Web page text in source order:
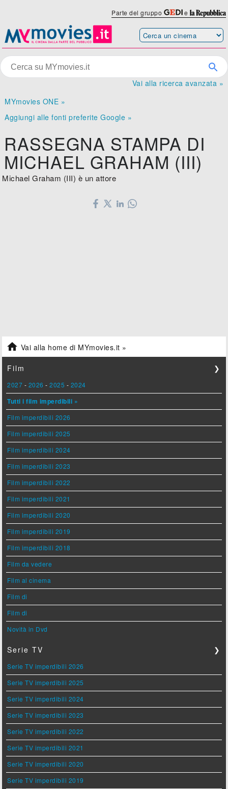
Parte del gruppo e
Vai alla ricerca avanzata »
MYmovies ONE »
Aggiungi alle fonti preferite Google »
RASSEGNA STAMPA DI
MICHAEL GRAHAM (III)
Michael Graham (III) è un attore
 Vai alla home di MYmovies.it »
Film ❯
2027 - 2026 -2025 - 2024
Tutti i film imperdibili »
Film imperdibili 2026
Film imperdibili 2025
Film imperdibili 2024
Film imperdibili 2023
Film imperdibili 2022
Film imperdibili 2021
Film imperdibili 2020
Film imperdibili 2019
Film imperdibili 2018
Film da vedere
Film al cinema
Film di
Film di
Novità in Dvd
Serie TV ❯
Serie TV imperdibili 2026
Serie TV imperdibili 2025
Serie TV imperdibili 2024
Serie TV imperdibili 2023
Serie TV imperdibili 2022
Serie TV imperdibili 2021
Serie TV imperdibili 2020
Serie TV imperdibili 2019